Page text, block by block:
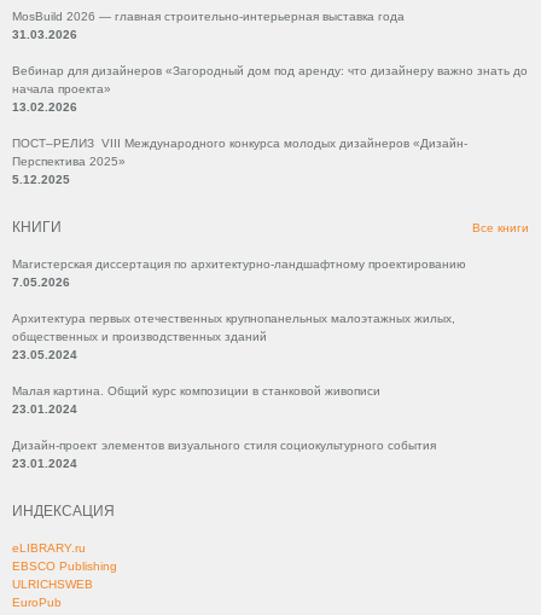
MosBuild 2026 — главная строительно-интерьерная выставка года
31.03.2026
Вебинар для дизайнеров «Загородный дом под аренду: что дизайнеру важно знать до
начала проекта»
13.02.2026
ПОСТ–РЕЛИЗ VIII Международного конкурса молодых дизайнеров «Дизайн-
Перспектива 2025»
5.12.2025
КНИГИ Все книги
Магистерская диссертация по архитектурно-ландшафтному проектированию
7.05.2026
Архитектура первых отечественных крупнопанельных малоэтажных жилых,
общественных и производственных зданий
23.05.2024
Малая картина. Общий курс композиции в станковой живописи
23.01.2024
Дизайн-проект элементов визуального стиля социокультурного события
23.01.2024
ИНДЕКСАЦИЯ
eLIBRARY.ru
EBSCO Publishing
ULRICHSWEB
EuroPub